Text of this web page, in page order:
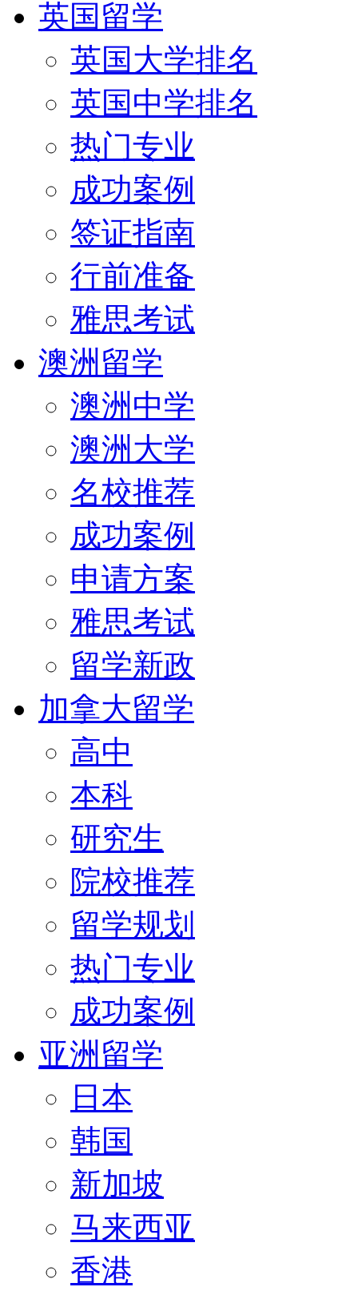
英国留学
英国大学排名
英国中学排名
热门专业
成功案例
签证指南
行前准备
雅思考试
澳洲留学
澳洲中学
澳洲大学
名校推荐
成功案例
申请方案
雅思考试
留学新政
加拿大留学
高中
本科
研究生
院校推荐
留学规划
热门专业
成功案例
亚洲留学
日本
韩国
新加坡
马来西亚
香港